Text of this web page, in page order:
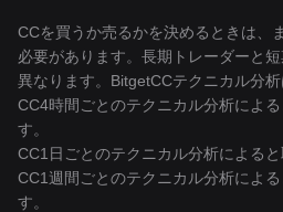
CCを買うか売るかを決めるときは、
必要があります。長期トレーダーと
異なります。BitgetCCテクニカル分析
CC4時間ごとのテクニカル分析によ
す。
CC1日ごとのテクニカル分析による
CC1週間ごとのテクニカル分析によ
す。